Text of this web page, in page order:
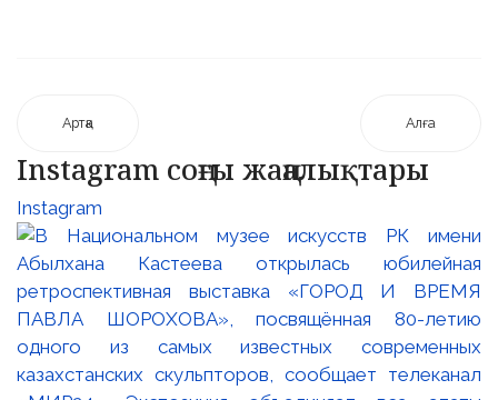
Артқа Алға
Instagram соңғы жаңалықтары
Instagram